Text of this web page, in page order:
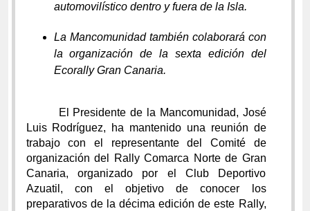
automovilístico dentro y fuera de la Isla.
La Mancomunidad también colaborará con
la organización de la sexta edición del
Ecorally Gran Canaria.
El Presidente de la Mancomunidad, José
Luis Rodríguez, ha mantenido una reunión de
trabajo con el representante del Comité de
organización del Rally Comarca Norte de Gran
Canaria, organizado por el Club Deportivo
Azuatil, con el objetivo de conocer los
preparativos de la décima edición de este Rally,